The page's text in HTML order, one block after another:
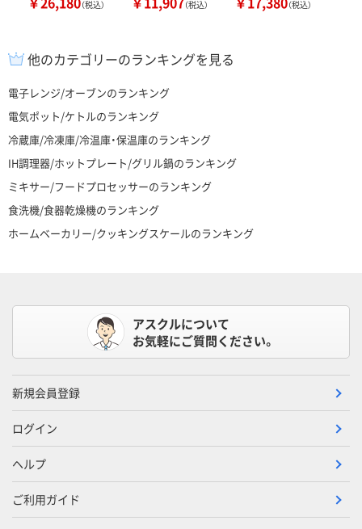
（税込） （税込） （税込）
他のカテゴリーのランキングを見る
電子レンジ/オーブンのランキング
電気ポット/ケトルのランキング
冷蔵庫/冷凍庫/冷温庫・保温庫のランキング
IH調理器/ホットプレート/グリル鍋のランキング
ミキサー/フードプロセッサーのランキング
食洗機/食器乾燥機のランキング
ホームベーカリー/クッキングスケールのランキング
アスクルについて
お気軽にご質問ください。
新規会員登録
ログイン
ヘルプ
ご利用ガイド